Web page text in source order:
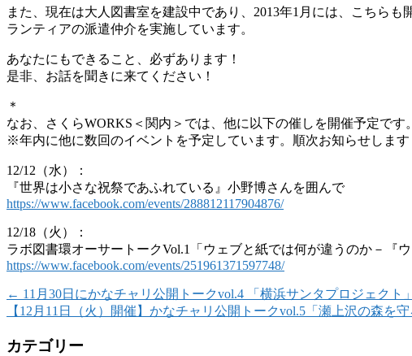
また、現在は大人図書室を建設中であり、2013年1月には、こちら
ランティアの派遣仲介を実施しています。
あなたにもできること、必ずあります！
是非、お話を聞きに来てください！
＊
なお、さくらWORKS＜関内＞では、他に以下の催しを開催予定で
※年内に他に数回のイベントを予定しています。順次お知らせします
12/12（水）：
『世界は小さな祝祭であふれている』小野博さんを囲んで
https://www.facebook.com/events/288812117904876/
12/18（火）：
ラボ図書環オーサートークVol.1「ウェブと紙では何が違うのか－『
https://www.facebook.com/events/251961371597748/
← 11月30日にかなチャリ公開トークvol.4 「横浜サンタプロジェクト
【12月11日（火）開催】かなチャリ公開トークvol.5「瀬上沢の森を
カテゴリー